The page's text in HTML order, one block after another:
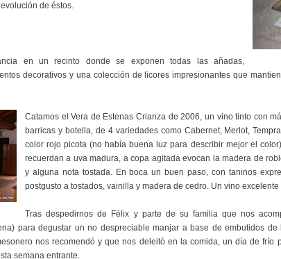
de éstos.
en un recinto donde se exponen todas las añadas,
decorativos y una colección de licores impresionantes que
Catamos el Vera de Estenas Crianza de 2006, un vino tinto con
barricas y botella, de 4 variedades como Cabernet, Merlot,
color rojo picota (no había buena luz para describir mejor el
recuerdan a uva madura, a copa agitada evocan la madera de
y alguna nota tostada. En boca un buen paso, con taninos
postgusto a tostados, vainilla y madera de cedro. Un vino excelente
Tras despedirnos de Félix y parte de su familia que nos
para degustar un no despreciable manjar a base de embutidos
nos recomendó y que nos deleitó en la comida, un día de frío
semana entrante.